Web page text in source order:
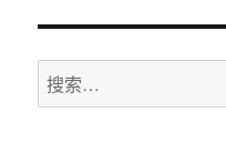
导
航
搜
索：